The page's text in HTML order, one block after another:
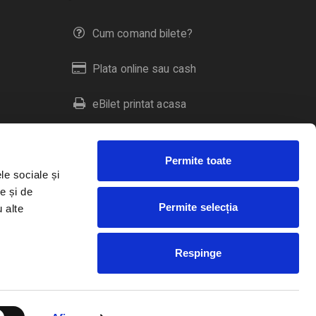
sociale și
și de
alte
Permite toate
Permite selecția
Respinge
Cum comand bilete?
Plata online sau cash
eBilet printat acasa
Livrare prin curier
Duplicare bilete